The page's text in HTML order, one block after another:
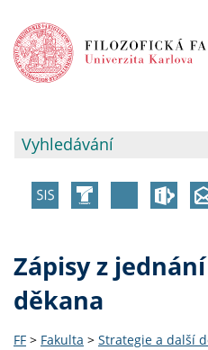
Zápisy z
děkana
FF > Fakulta > Strategie a další